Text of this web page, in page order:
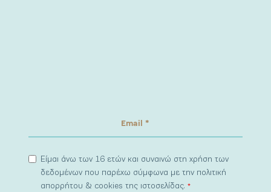
Είμαι άνω των 16 ετών και συναινώ στη χρήση των
δεδομένων που παρέχω σύμφωνα με την πολιτική
απορρήτου & cookies της ιστοσελίδας.*